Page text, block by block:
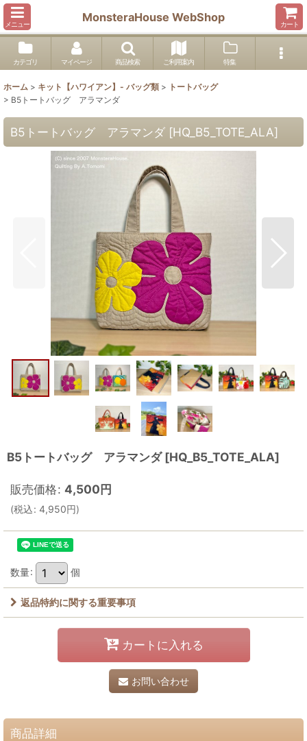
メニュー
MonsteraHouse WebShop
カート
カテゴリ マイページ 商品検索 ご利用案内 特集
ホーム > キット【ハワイアン】- バッグ類 > トートバッグ
> B5トートバッグ アラマンダ
B5トートバッグ アラマンダ [HQ_B5_TOTE_ALA]
B5トートバッグ アラマンダ [HQ_B5_TOTE_ALA]
販売価格: 4,500円
(税込: 4,950円)
数量: 個
返品特約に関する重要事項
カートに入れる
お問い合わせ
商品詳細